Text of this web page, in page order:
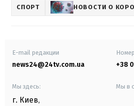
СПОРТ НОВОСТИ О
E-mail редакции
news24@24tv.com.ua +38
Мы здесь:
г. Киев,
Мы в